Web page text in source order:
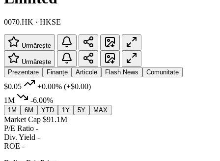
0070.HK · HKSE
Urmărește
Urmărește
Prezentare
Finanțe Articole Flash News Comunitate
$0.05 +0.00% (+$0.00)
1M
-6.00%
1M 6M YTD 1Y 5Y MAX
Market Cap $91.1M
P/E Ratio -
Div. Yield -
ROE -